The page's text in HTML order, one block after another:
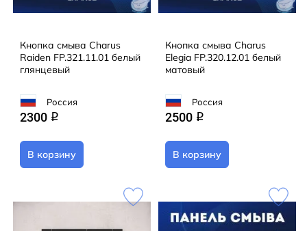
Кнопка смыва Charus
Raiden FP.321.11.01 белый
глянцевый
Россия
2300 q
В корзину
Кнопка смыва Charus
Elegia FP.320.12.01 белый
матовый
Россия
2500 q
В корзину